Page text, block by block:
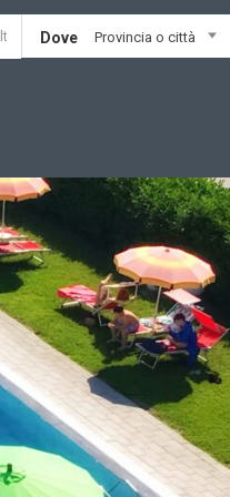
Dove Provincia o città